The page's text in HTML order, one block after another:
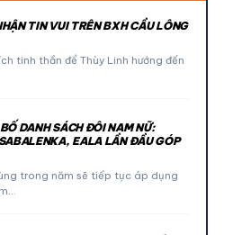
TIN VUI TRÊN BXH CẦU LÔNG
tinh thần để Thùy Linh hướng đến
DANH SÁCH ĐÔI NAM NỮ:
EALA LẦN ĐẦU GÓP
trong năm sẽ tiếp tục áp dụng